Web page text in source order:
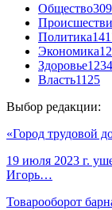
Общество
Политика
Экономика
Здоровье1234
Власть1125
Выбор редакции:
«Город трудовой
19 июля 2023 г.
Игорь…
Товарооборот